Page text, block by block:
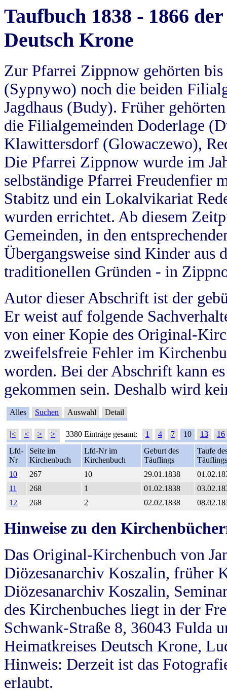
Taufbuch 1838 - 1866
Deutsch Krone
Zur Pfarrei Zippnow gehörten
(Sypnywo) noch die beiden
Jagdhaus (Budy). Früher
die Filialgemeinden Doderlage
Klawittersdorf (Glowaczewo),
Die Pfarrei Zippnow wurde im
selbständige Pfarrei Freudenfier
Stabitz und ein Lokalvikariat
wurden errichtet. Ab diesem
Gemeinden, in den
Übergangsweise sind Kinder aus
traditionellen Gründen - in
Autor dieser Abschrift ist der
Er weist auf folgende
von einer Kopie des Original-
zweifelsfreie Fehler im
worden. Bei der Abschrift kann
gekommen sein. Deshalb wird
Alles Suchen Auswahl Detail
|< < > >| 3380 Einträge gesamt: 1 4 7 10 13
16
Lfd-
Nr
Seite im
Kirchenbuch
Lfd-Nr im
Kirchenbuch
Geburt des
Täuflings
Taufe
Täuflings
10
267 10 29.01.1838
11
268 1 01.02.1838
12
268 2 02.02.1838
Hinweise zu den
Das Original-Kirchenbuch von
Diözesanarchiv Koszalin, früher
Diözesanarchiv Koszalin,
des Kirchenbuches liegt in der
Schwank-Straße 8, 36043 Fulda
Heimatkreises Deutsch Krone,
Hinweis: Derzeit ist das
erlaubt.